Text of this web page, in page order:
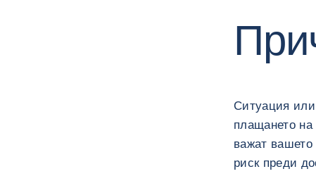
Ситуация или
плащането
важат вашето
риск преди